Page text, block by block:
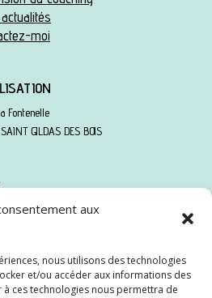
aux
nous utilisons des technologies
et/ou accéder aux informations des
ces technologies nous permettra de
moi
Fontenelle
GILDAS DES BOIS